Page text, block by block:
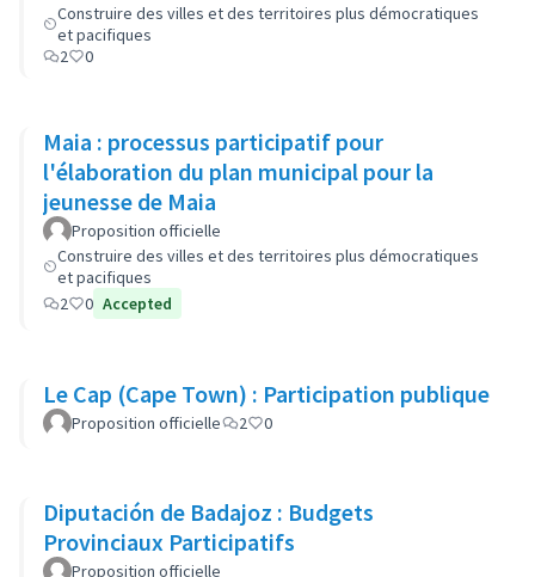
Construire des villes et des territoires plus démocratiques
et pacifiques
2
0
Maia : processus participatif pour
l'élaboration du plan municipal pour la
jeunesse de Maia
Proposition officielle
Construire des villes et des territoires plus démocratiques
et pacifiques
2
0 Accepted
Le Cap (Cape Town) : Participation publique
Proposition officielle 2 0
Diputación de Badajoz : Budgets
Provinciaux Participatifs
Proposition officielle